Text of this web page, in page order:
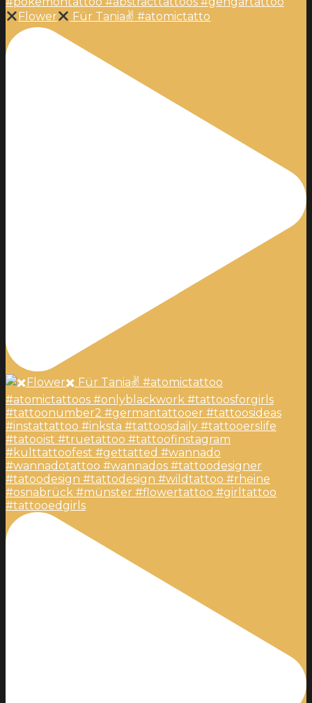
Flower Für Tania✌ #atomictatto